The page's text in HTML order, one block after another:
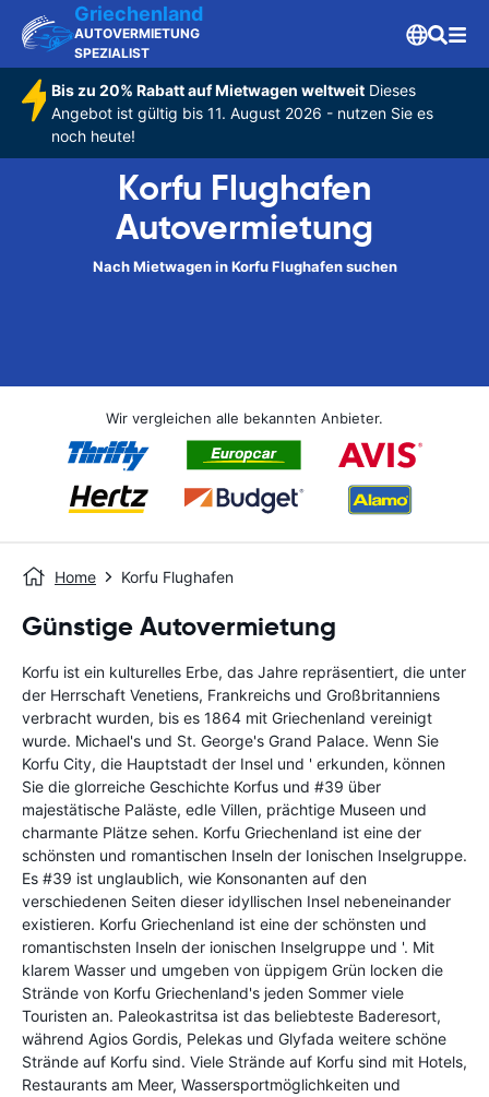
Griechenland
AUTOVERMIETUNG
SPEZIALIST
Bis zu 20% Rabatt auf Mietwagen weltweitDieses
Angebot ist gültig bis 11. August 2026 - nutzen Sie es
noch heute!
Korfu Flughafen
Autovermietung
Nach Mietwagen in Korfu Flughafen suchen
Wir vergleichen alle bekannten Anbieter.
Home Korfu Flughafen
Günstige Autovermietung
Korfu ist ein kulturelles Erbe, das Jahre repräsentiert, die unter
der Herrschaft Venetiens, Frankreichs und Großbritanniens
verbracht wurden, bis es 1864 mit Griechenland vereinigt
wurde. Michael's und St. George's Grand Palace. Wenn Sie
Korfu City, die Hauptstadt der Insel und ' erkunden, können
Sie die glorreiche Geschichte Korfus und #39 über
majestätische Paläste, edle Villen, prächtige Museen und
charmante Plätze sehen. Korfu Griechenland ist eine der
schönsten und romantischen Inseln der Ionischen Inselgruppe.
Es #39 ist unglaublich, wie Konsonanten auf den
verschiedenen Seiten dieser idyllischen Insel nebeneinander
existieren. Korfu Griechenland ist eine der schönsten und
romantischsten Inseln der ionischen Inselgruppe und '. Mit
klarem Wasser und umgeben von üppigem Grün locken die
Strände von Korfu Griechenland's jeden Sommer viele
Touristen an. Paleokastritsa ist das beliebteste Baderesort,
während Agios Gordis, Pelekas und Glyfada weitere schöne
Strände auf Korfu sind. Viele Strände auf Korfu sind mit Hotels,
Restaurants am Meer, Wassersportmöglichkeiten und